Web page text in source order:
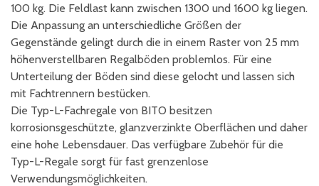
100 kg. Die Feldlast kann zwischen 1300 und 1600 kg liegen.
Die Anpassung an unterschiedliche Größen der
Gegenstände gelingt durch die in einem Raster von 25 mm
höhenverstellbaren Regalböden problemlos. Für eine
Unterteilung der Böden sind diese gelocht und lassen sich
mit Fachtrennern bestücken.
Die Typ-L-Fachregale von BITO besitzen
korrosionsgeschützte, glanzverzinkte Oberflächen und daher
eine hohe Lebensdauer. Das verfügbare Zubehör für die
Typ-L-Regale sorgt für fast grenzenlose
Verwendungsmöglichkeiten.